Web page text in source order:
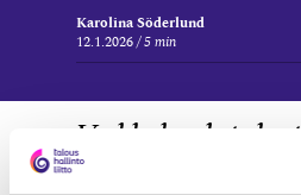
Karolina Söderlund
12.1.2026 5 min
Verkkokoulutukset